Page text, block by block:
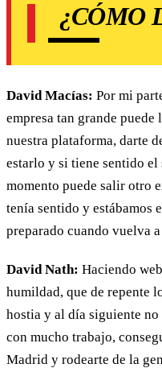
¿CÓMO
David Macías: Por mi
empresa tan grande puede
nuestra plataforma, darte
estarlo y si tiene sentido
momento puede salir otro
tenía sentido y estábamos
preparado cuando vuelva
David Nath: Haciendo
humildad, que de repente
hostia y al día siguiente no
con mucho trabajo,
Madrid y rodearte de la